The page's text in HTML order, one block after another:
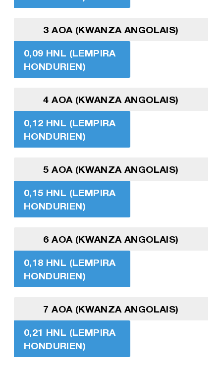
3 AOA (KWANZA ANGOLAIS)
0,09 HNL (LEMPIRA
HONDURIEN)
4 AOA (KWANZA ANGOLAIS)
0,12 HNL (LEMPIRA
HONDURIEN)
5 AOA (KWANZA ANGOLAIS)
0,15 HNL (LEMPIRA
HONDURIEN)
6 AOA (KWANZA ANGOLAIS)
0,18 HNL (LEMPIRA
HONDURIEN)
7 AOA (KWANZA ANGOLAIS)
0,21 HNL (LEMPIRA
HONDURIEN)